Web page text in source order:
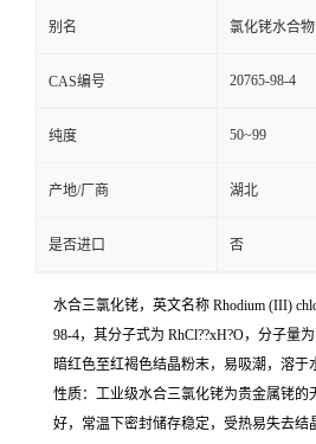
别名 氯化铑水合物
CAS编号 20765-98-4
纯度 50~99
产地/厂商 湖北
是否进口 否
水合三氯化铑，英文名称 Rhodium (III)
98-4，其分子式为 RhCl??xH?O，分子量
暗红色至红褐色结晶粉末，易吸潮，溶于
性质：工业级水合三氯化铑为贵金属铑的
好，常温下密封储存稳定，受热易失去结